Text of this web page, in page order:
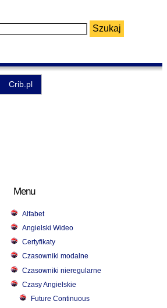
Crib.pl
Menu
Alfabet
Angielski Wideo
Certyfikaty
Czasowniki modalne
Czasowniki nieregularne
Czasy Angielskie
Future Continuous